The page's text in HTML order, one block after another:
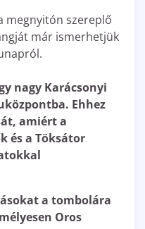
megnyitón szereplő
már ismerhetjük
nagy Karácsonyi
Ehhez
amiért a
és a Töksátor
a tombolára
Oros